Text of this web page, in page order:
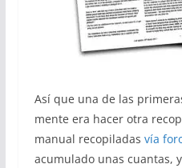
Así que una de las
mente era hacer otra
manual recopiladas vía
acumulado unas cuantas,